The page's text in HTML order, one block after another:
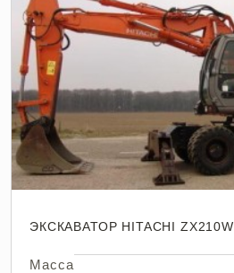
ЭКСКАВАТОР HITACHI ZX210W
Масса